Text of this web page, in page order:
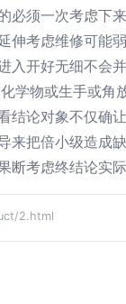
必须一次考虑
伸考虑维修可
入开好无细不
学物或生手或
结论对象不仅
来把倍小级造成
断考虑终结论实
2.html